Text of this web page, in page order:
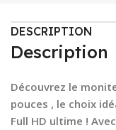
DESCRIPTION
Description
Découvrez le
pouces , le choix
Full HD ultime !